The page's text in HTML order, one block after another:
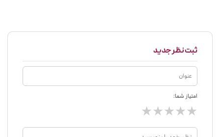
ثبت نظر جدید
امتیاز شما:
★
★
★
★
★